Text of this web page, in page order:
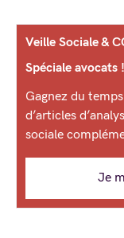
Veille Sociale &
Spéciale avocats !
Gagnez du
d’articles
sociale
Je